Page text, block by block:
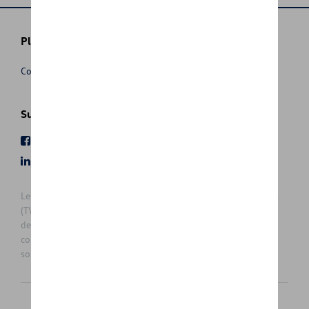
Plus d'informations
Conditions de vente
Suivez nous
Les prix affichés sur le présent site sont des prix recommandés
(TVAc), hors éventuels frais de montage. Pour connaitre le prix
de vente actuel et les éventuels frais de montage, veuillez
contacter votre concessionnaire/agent. Les prix recommandés
sont sujets à des changements sans préavis.